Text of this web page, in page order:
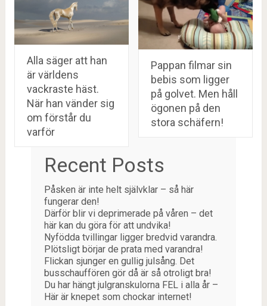
Alla säger att han
är världens
vackraste häst.
När han vänder sig
om förstår du
varför
Pappan filmar sin
bebis som ligger
på golvet. Men håll
ögonen på den
stora schäfern!
Recent Posts
Påsken är inte helt självklar – så här
fungerar den!
Därför blir vi deprimerade på våren – det
här kan du göra för att undvika!
Nyfödda tvillingar ligger bredvid varandra.
Plötsligt börjar de prata med varandra!
Flickan sjunger en gullig julsång. Det
busschauffören gör då är så otroligt bra!
Du har hängt julgranskulorna FEL i alla år –
Här är knepet som chockar internet!